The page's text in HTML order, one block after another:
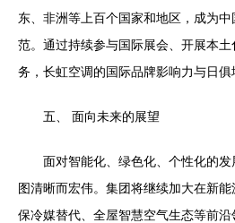
东、非洲等上百个国家和地区，成为中
范。通过持续参与国际展会、开展本
务，长虹空调的国际品牌影响力与日俱
五、 面向未来的展望
面对智能化、绿色化、个性化的
图清晰而宏伟。集团将继续加大在新
保冷媒替代、全屋智慧空气生态等前